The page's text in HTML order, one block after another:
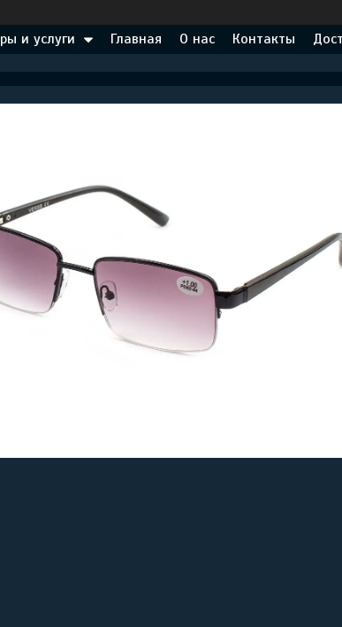
и услуги Главная О нас Контакты